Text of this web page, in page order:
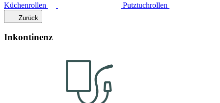
Küchenrollen Putztuchrollen
Zurück
Inkontinenz